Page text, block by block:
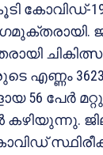
കോവിഡ്-
എണ്ണം
56 പേർ
കഴിയുന്നു.